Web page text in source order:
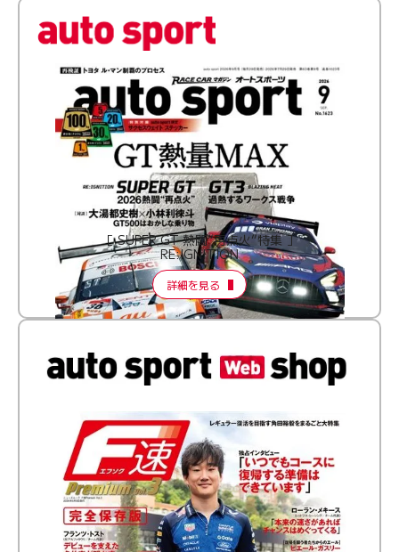
［ SUPER GT 熱闘“再点火”特集 ］
RE:IGNITION
詳細を見る